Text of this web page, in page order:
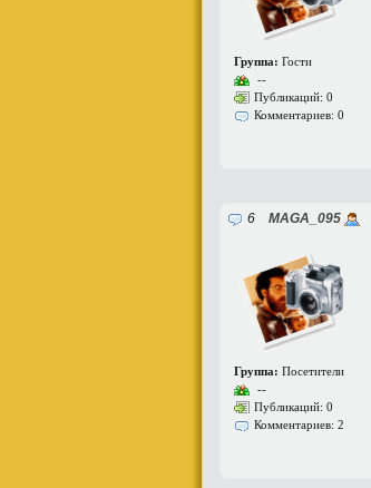
Группа: Гости
--
Публикаций: 0
Комментариев: 0
6 MAGA_095
Группа: Посетители
--
Публикаций: 0
Комментариев: 2